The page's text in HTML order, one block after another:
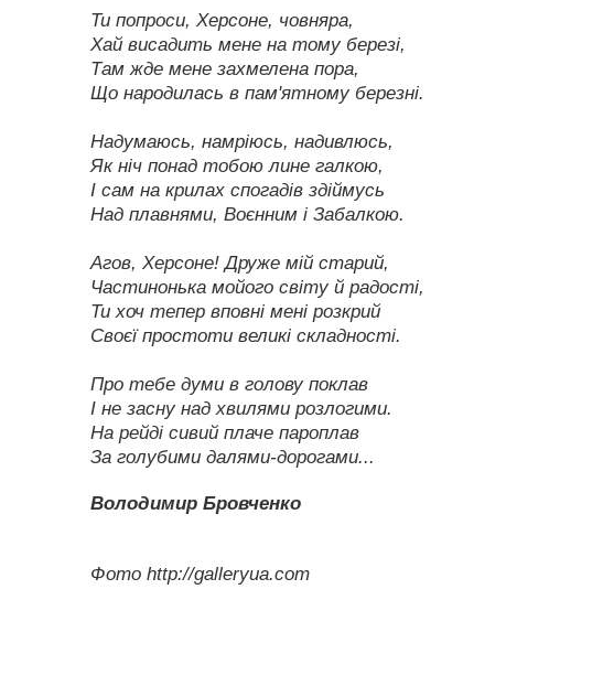
Ти попроси, Херсоне, човняра,
Хай висадить мене на тому березі,
Там жде мене захмелена пора,
Що народилась в пам'ятному березні.
Надумаюсь, намріюсь, надивлюсь,
Як ніч понад тобою лине галкою,
І сам на крилах спогадів здіймусь
Над плавнями, Воєнним і Забалкою.
Агов, Херсоне! Друже мій старий,
Частинонька мойого світу й радості,
Ти хоч тепер вповні мені розкрий
Своєї простоти великі складності.
Про тебе думи в голову поклав
І не засну над хвилями розлогими.
На рейді сивий плаче пароплав
За голубими далями-дорогами...
Володимир Бровченко
Фото http://galleryua.com